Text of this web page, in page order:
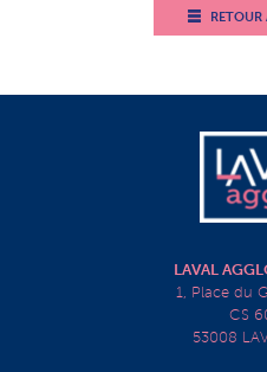
RETOUR
LAVAL
1, Place du
CS
53008